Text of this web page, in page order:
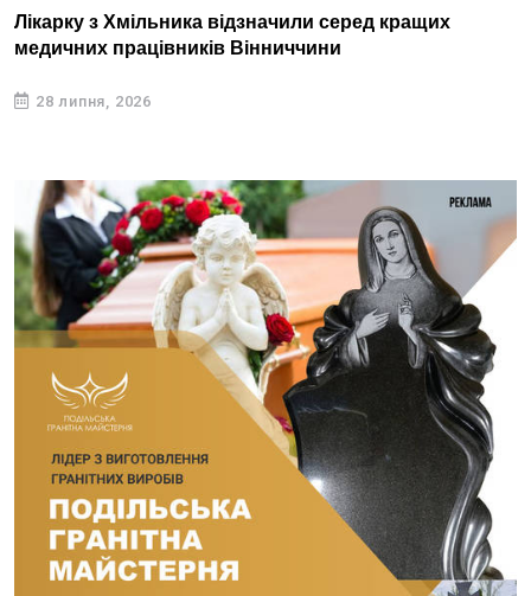
Лікарку з Хмільника відзначили серед кращих
медичних працівників Вінниччини
28 липня, 2026